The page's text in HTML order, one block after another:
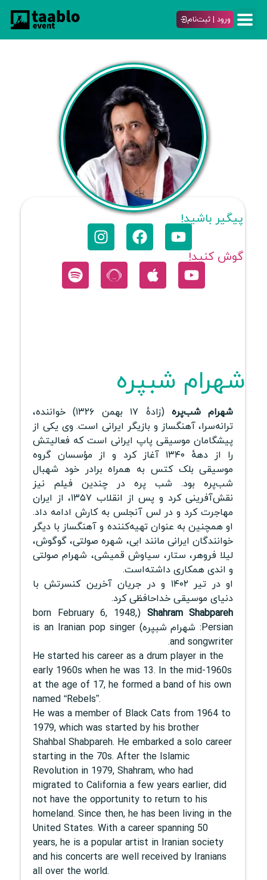
ورود | ثبت‌نام
پیگیر باشید!
گوش کنید!
شهرام شبپره
شهرام شب‌پره
(زادهٔ ۱۷ بهمن ۱۳۲۶) خواننده،
ترانه‌سرا، آهنگساز و بازیگر ایرانی است. وی یکی از
پیشگامان موسیقی پاپ ایرانی است که فعالیتش
را از دههٔ ۱۳۴۰ آغاز کرد و از مؤسسان گروه
موسیقی بلک کتس به همراه برادر خود شهبال
شب‌پره بود. شب پره در چندین فیلم نیز
نقش‌آفرینی کرد و پس از انقلاب ۱۳۵۷، از ایران
مهاجرت کرد و در لس آنجلس به کارش ادامه داد.
او همچنین به عنوان تهیه‌کننده و آهنگساز با دیگر
خوانندگان ایرانی مانند ابی، شهره صولتی، گوگوش،
لیلا فروهر، ستار، سیاوش قمیشی، شهرام صولتی
و اندی همکاری داشته‌است.
او در تیر ۱۴۰۲ و در جریان آخرین کنسرتش با
دنیای موسیقی خداحافظی کرد.
Shahram Shabpareh
(born February 6, 1948,
Persian: شهرام شبپره) is an Iranian pop singer
and songwriter.
He started his career as a drum player in the
early 1960s when he was 13. In the mid-1960s
at the age of 17, he formed a band of his own
named “Rebels”.
He was a member of Black Cats from 1964 to
1979, which was started by his brother
Shahbal Shabpareh. He embarked a solo career
starting in the 70s. After the Islamic
Revolution in 1979, Shahram, who had
migrated to California a few years earlier, did
not have the opportunity to return to his
homeland. Since then, he has been living in the
United States. With a career spanning 50
years, he is a popular artist in Iranian society
and his concerts are well received by Iranians
all over the world.